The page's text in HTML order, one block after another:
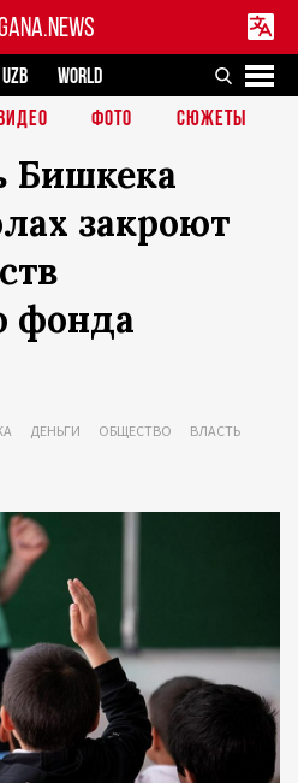
UZB
WORLD
ВИДЕО ФОТО СЮЖЕТЫ
Бишкека
закроют
фонда
ДЕНЬГИ ОБЩЕСТВО ВЛАСТЬ